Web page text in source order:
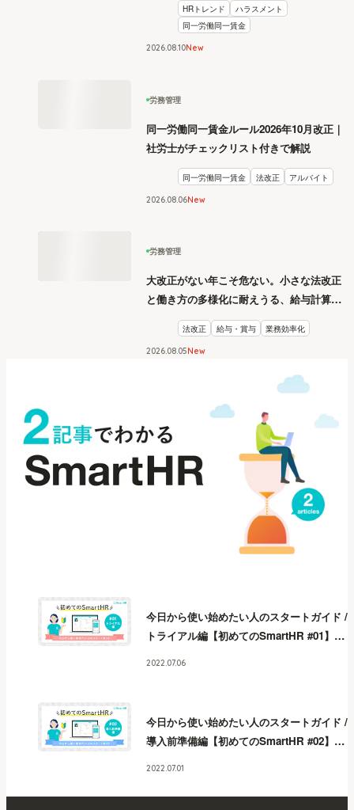
HRトレンド
ハラスメント
同一労働同一賃金
2026.0810New
労務管理
同一労働同一賃金ルール2026年10月改正｜
社労士がチェックリスト付きで解説
同一労働同一賃金 法改正 アルバイト
2026.08 06New
労務管理
大改正がない年こそ危ない。小さな法改正
と働き方の多様化に耐えうる、給与計算と
リスク管理
法改正 給与・賞与 業務効率化
2026.08 05New
今日から使い始めたい人のスタートガイド /
トライアル編【初めてのSmartHR #01】 今
日から使い始めたい人のスタートガイド /
トライアル編【初めてのSmartHR #01】 今
日から使い始めたい人のスタートガイド /
2022.07.06
今日から使い始めたい人のスタートガイド /
導入前準備編【初めてのSmartHR #02】 今
日から使い始めたい人のスタートガイド /
2022.07.01